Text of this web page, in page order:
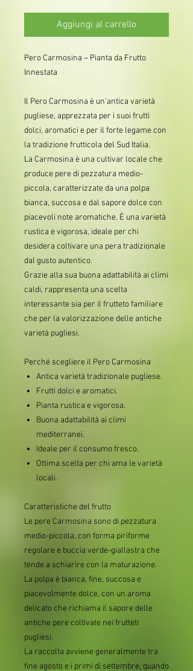
Aggiungi al carrello
Pero Carmosina – Pianta da Frutto
Innestata
Il Pero Carmosina è un'antica varietà
pugliese, apprezzata per i suoi frutti
dolci, aromatici e per il forte legame con
la tradizione frutticola del Sud Italia.
La Carmosina è una cultivar locale che
produce pere di pezzatura medio-
piccola, caratterizzate da una polpa
bianca, succosa e dal sapore dolce con
piacevoli note aromatiche. È una varietà
rustica e vigorosa, ideale per chi
desidera coltivare una pera tradizionale
dal gusto autentico.
Grazie alla sua buona adattabilità ai climi
caldi, rappresenta una scelta
interessante sia per il frutteto familiare
che per la valorizzazione delle antiche
varietà pugliesi.
Perché scegliere il Pero Carmosina
Antica varietà tradizionale pugliese.
Frutti dolci e aromatici.
Pianta rustica e vigorosa.
Buona adattabilità ai climi
mediterranei.
Ideale per il consumo fresco.
Ottima scelta per chi ama le varietà
locali.
Caratteristiche del frutto
Le pere Carmosina sono di pezzatura
medio-piccola, con forma piriforme
regolare e buccia verde-giallastra che
tende a schiarire con la maturazione.
La polpa è bianca, fine, succosa e
piacevolmente dolce, con un aroma
delicato che richiama il sapore delle
antiche pere coltivate nei frutteti
pugliesi.
La raccolta avviene generalmente tra
fine agosto e i primi di settembre, quando